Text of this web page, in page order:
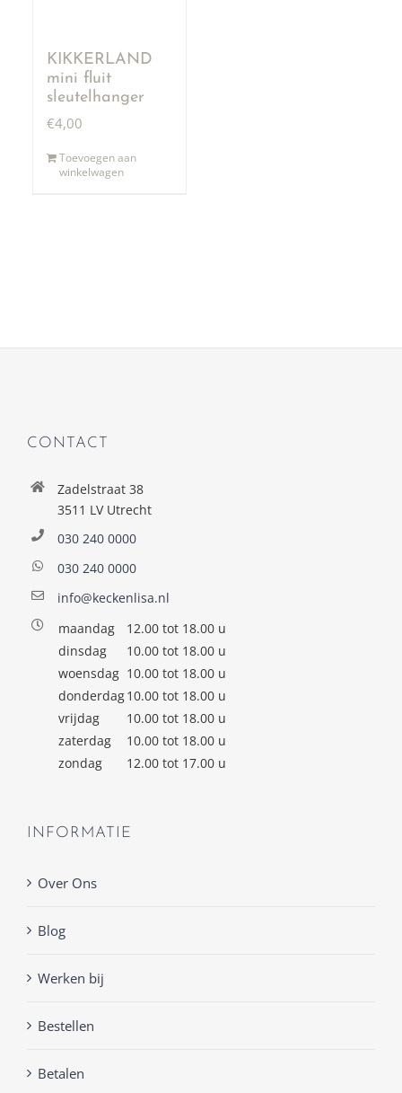
KIKKERLAND
mini fluit
sleutelhanger
€4,00
Toevoegen aan
winkelwagen
CONTACT
Zadelstraat 38
3511 LV Utrecht
030 240 0000
030 240 0000
info@keckenlisa.nl
maandag
12.00 tot 18.00 u
dinsdag
10.00 tot 18.00 u
woensdag 10.00 tot 18.00 u
donderdag10.00 tot 18.00 u
vrijdag
10.00 tot 18.00 u
zaterdag
10.00 tot 18.00 u
zondag
12.00 tot 17.00 u
INFORMATIE
Over Ons
Blog
Werken bij
Bestellen
Betalen